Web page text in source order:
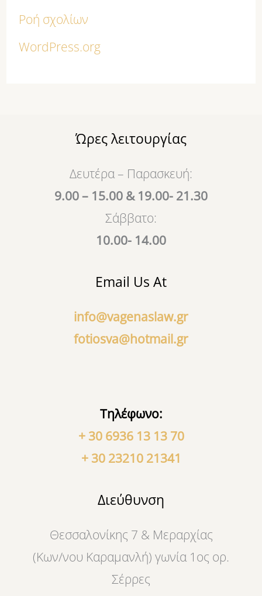
Ροή σχολίων
WordPress.org
Ώρες λειτουργίας
Δευτέρα – Παρασκευή:
9.00 – 15.00 & 19.00- 21.30
Σάββατο:
10.00- 14.00
Email Us At
info@vagenaslaw.gr
fotiosva@hotmail.gr
Τηλέφωνο:
+ 30 6936 13 13 70
+ 30 23210 21341
Διεύθυνση
Θεσσαλονίκης 7 & Μεραρχίας
(Κων/νου Καραμανλή) γωνία 1ος ορ.
Σέρρες